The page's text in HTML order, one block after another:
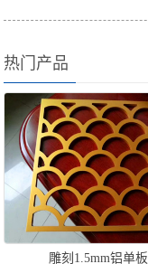
热门产品
雕刻1.5mm铝单板